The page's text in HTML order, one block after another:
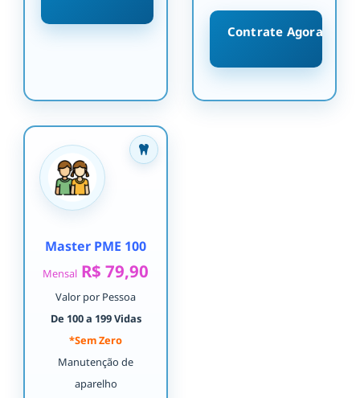
Contrate Agora
Master PME 100
Mensal R$ 79,90
Valor por Pessoa
De 100 a 199 Vidas
*Sem Zero
Manutenção de
aparelho